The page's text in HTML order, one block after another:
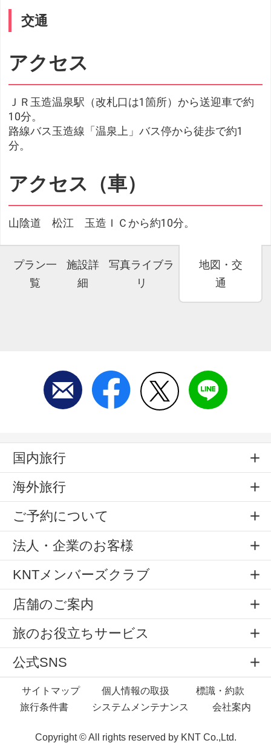
交通
アクセス
ＪＲ玉造温泉駅（改札口は1箇所）から送迎車で約
10分。
路線バス玉造線「温泉上」バス停から徒歩で約1
分。
アクセス（車）
山陰道 松江 玉造ＩＣから約10分。
プラン一
覧
施設詳
細
写真ライブラ
リ
地図・交
通
国内旅行
海外旅行
ご予約について
法人・企業のお客様
KNTメンバーズクラブ
店舗のご案内
旅のお役立ちサービス
公式SNS
サイトマップ 個人情報の取扱
標識・約款
旅行条件書
システムメンテナンス 会社案内
Copyright © All rights reserved by KNT Co.,Ltd.